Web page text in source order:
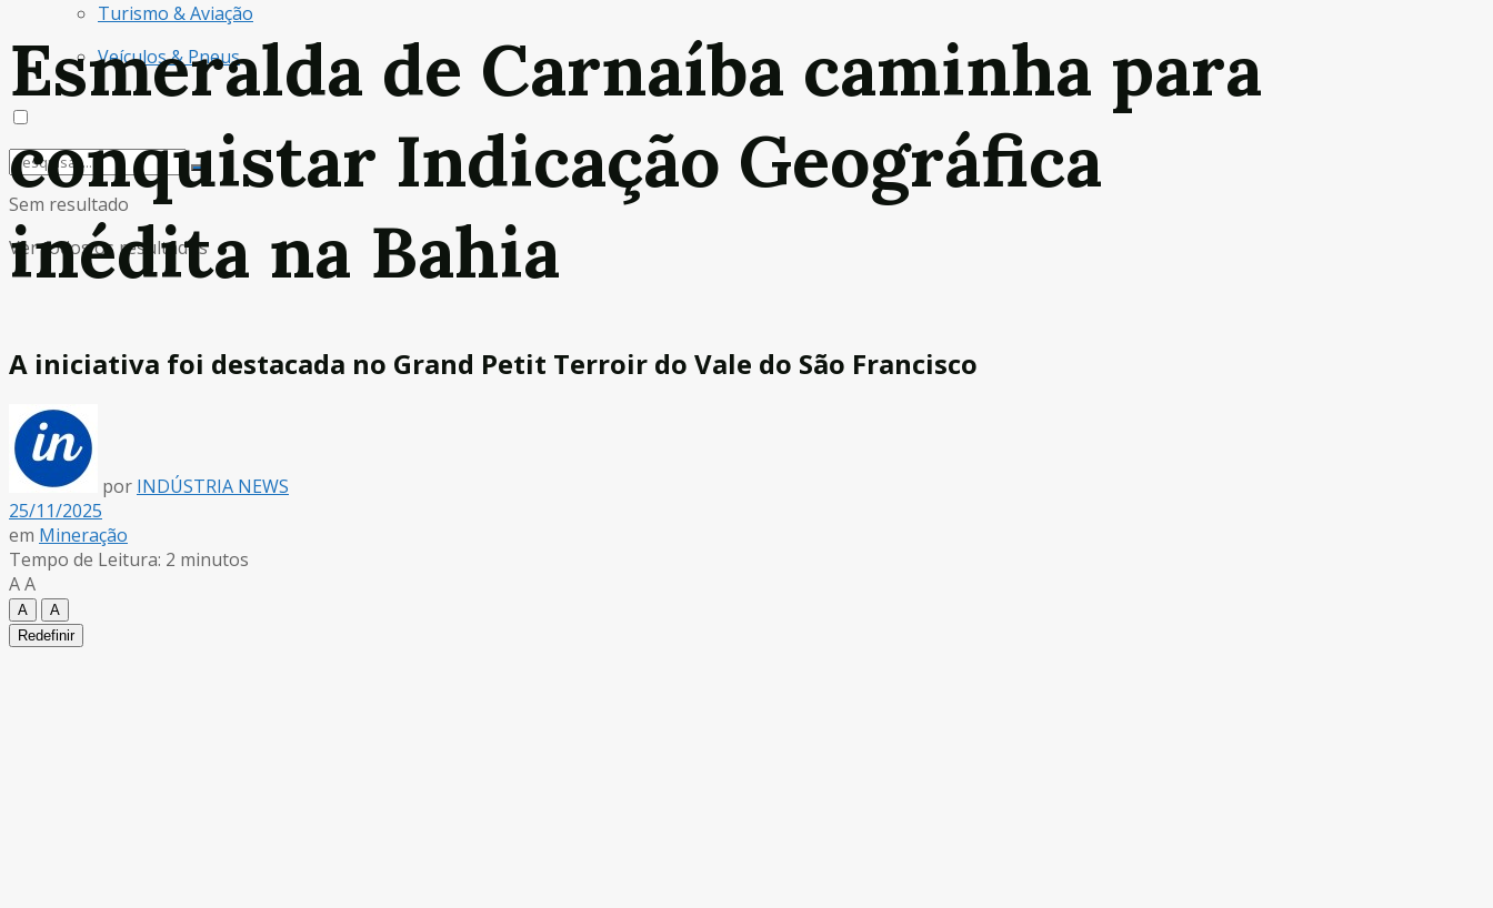
Turismo & Aviação
Veículos & Pneus
Sem resultado
Ver todos os resultados
Esmeralda de Carnaíba caminha para
conquistar Indicação Geográfica
inédita na Bahia
A iniciativa foi destacada no Grand Petit Terroir do Vale do São Francisco
por INDÚSTRIA NEWS
25/11/2025
em Mineração
Tempo de Leitura: 2 minutos
AA
A
A
Redefinir